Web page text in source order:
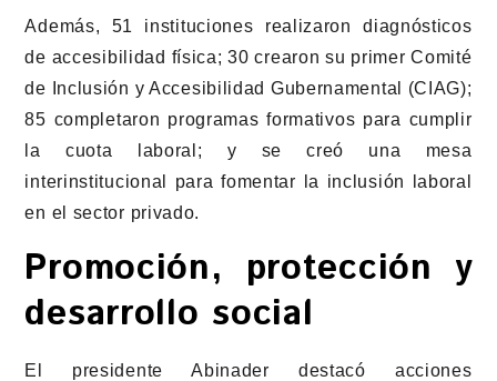
Además, 51 instituciones realizaron diagnósticos
de accesibilidad física; 30 crearon su primer Comité
de Inclusión y Accesibilidad Gubernamental (CIAG);
85 completaron programas formativos para cumplir
la cuota laboral; y se creó una mesa
interinstitucional para fomentar la inclusión laboral
en el sector privado.
Promoción, protección y
desarrollo social
El presidente Abinader destacó acciones